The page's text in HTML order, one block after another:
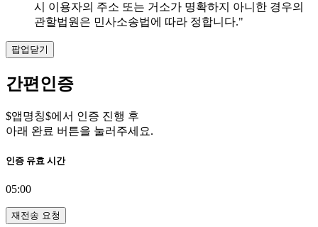
시 이용자의 주소 또는 거소가 명확하지 아니한 경우의
관할법원은 민사소송법에 따라 정합니다."
팝업닫기
간편인증
$앱명칭$에서 인증 진행 후
아래 완료 버튼을 눌러주세요.
인증 유효 시간
05:00
재전송 요청